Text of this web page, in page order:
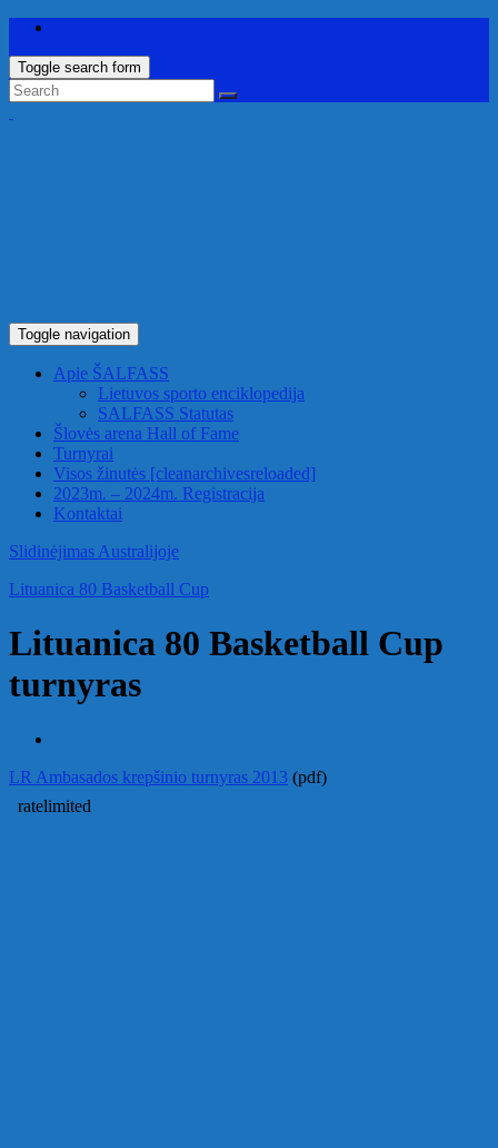
Toggle search form
Toggle navigation
Apie ŠALFASS
Lietuvos sporto enciklopedija
SALFASS Statutas
Šlovės arena Hall of Fame
Turnyrai
Visos žinutės [cleanarchivesreloaded]
2023m. – 2024m. Registracija
Kontaktai
Slidinėjimas Australijoje
Lituanica 80 Basketball Cup
Lituanica 80 Basketball Cup
turnyras
LR Ambasados krepšinio turnyras 2013 (pdf)